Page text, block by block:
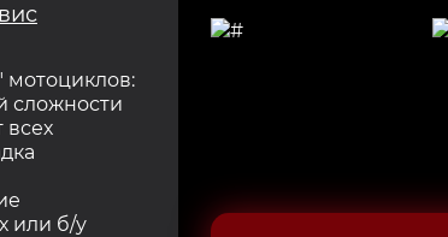
мотоциклов:
сложности
всех
или б/у